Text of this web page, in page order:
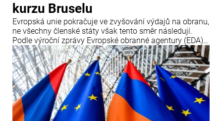
kurzu Bruselu
Evropská unie pokračuje ve zvyšování výdajů na obranu,
ne všechny členské státy však tento směr následují.
Podle výroční zprávy Evropské obranné agentury (EDA)
tři členské země – Česko, Maďarsko a Rumunsko – v
roce 2025 své obranné výdaje snížily, přestože Brusel
prosazuje jejich další navyšování.